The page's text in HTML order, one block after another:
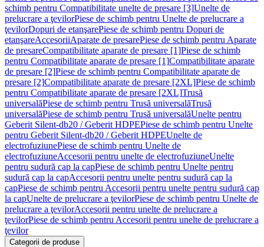
schimb pentru Compatibilitate unelte de presare [3]Unelte de
prelucrare a ţevilorPiese de schimb pentru Unelte de prelucrare a
ţevilorDopuri de etanşarePiese de schimb pentru Dopuri de
etanşareAccesoriiAparate de presarePiese de schimb pentru Aparate
de presareCompatibilitate aparate de presare [1]Piese de schimb
pentru Compatibilitate aparate de presare [1]Compatibilitate aparate
de presare [2]Piese de schimb pentru Compatibilitate aparate de
presare [2]Compatibilitate aparate de presare [2XL]Piese de schimb
pentru Compatibilitate aparate de presare [2XL]Trusă
universalăPiese de schimb pentru Trusă universalăTrusă
universalăPiese de schimb pentru Trusă universalăUnelte pentru
Geberit Silent-db20 / Geberit HDPEPiese de schimb pentru Unelte
pentru Geberit Silent-db20 / Geberit HDPEUnelte de
electrofuziunePiese de schimb pentru Unelte de
electrofuziuneAccesorii pentru unelte de electrofuziuneUnelte
pentru sudură cap la capPiese de schimb pentru Unelte pentru
sudură cap la capAccesorii pentru unelte pentru sudură cap la
capPiese de schimb pentru Accesorii pentru unelte pentru sudură cap
la capUnelte de prelucrare a ţevilorPiese de schimb pentru Unelte de
prelucrare a ţevilorAccesorii pentru unelte de prelucrare a
ţevilorPiese de schimb pentru Accesorii pentru unelte de prelucrare a
ţevilor
Categorii de produse